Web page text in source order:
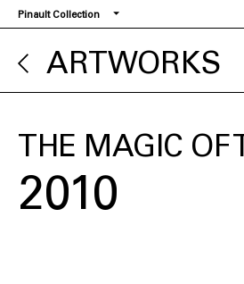
Skip
to
main
content
Pinault Collection
ARTWORKS
THE MAGIC OF
2010